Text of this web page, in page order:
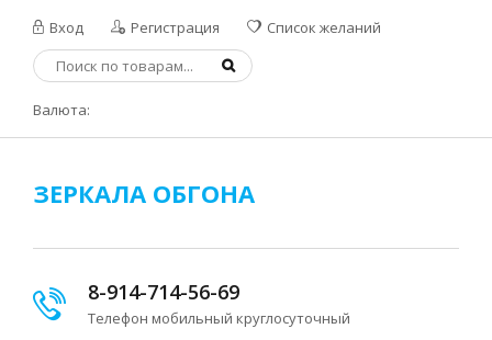
Вход Регистрация Список желаний
Валюта:
ЗЕРКАЛА ОБГОНА
8-914-714-56-69
Телефон мобильный круглосуточный